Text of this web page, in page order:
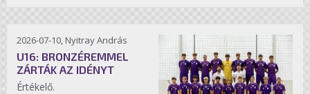
2026-07-10, Nyitray András
U16: BRONZÉREMMEL
ZÁRTÁK AZ IDÉNYT
Értékelő.